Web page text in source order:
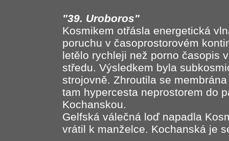
"39. Uroboros"
Kosmikem otřásla energetická
poruchu v časoprostorovém
letělo rychleji než porno časopis
středu. Výsledkem byla
strojovně. Zhroutila se
tam hypercesta neprostorem do
Kochanskou.
Gelfská válečná loď napadla
vrátil k manželce. Kochanská je